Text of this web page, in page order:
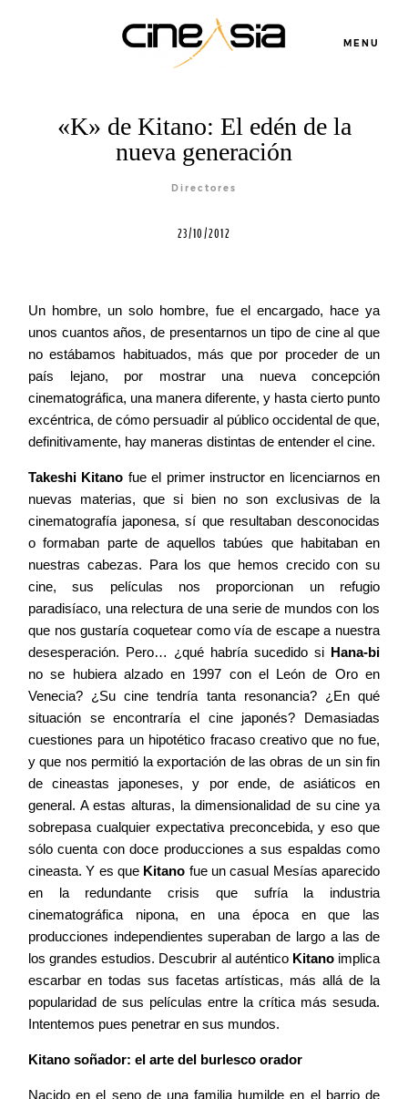
MENU
«K» de Kitano: El edén de la
nueva generación
Directores
23/10/2012
Un hombre, un solo hombre, fue el encargado, hace ya
unos cuantos años, de presentarnos un tipo de cine al que
no estábamos habituados, más que por proceder de un
país lejano, por mostrar una nueva concepción
cinematográfica, una manera diferente, y hasta cierto punto
excéntrica, de cómo persuadir al público occidental de que,
definitivamente, hay maneras distintas de entender el cine.
Takeshi Kitano fue el primer instructor en licenciarnos en
nuevas materias, que si bien no son exclusivas de la
cinematografía japonesa, sí que resultaban desconocidas
o formaban parte de aquellos tabúes que habitaban en
nuestras cabezas. Para los que hemos crecido con su
cine, sus películas nos proporcionan un refugio
paradisíaco, una relectura de una serie de mundos con los
que nos gustaría coquetear como vía de escape a nuestra
desesperación. Pero… ¿qué habría sucedido si Hana-bi
no se hubiera alzado en 1997 con el León de Oro en
Venecia? ¿Su cine tendría tanta resonancia? ¿En qué
situación se encontraría el cine japonés? Demasiadas
cuestiones para un hipotético fracaso creativo que no fue,
y que nos permitió la exportación de las obras de un sin fin
de cineastas japoneses, y por ende, de asiáticos en
general. A estas alturas, la dimensionalidad de su cine ya
sobrepasa cualquier expectativa preconcebida, y eso que
sólo cuenta con doce producciones a sus espaldas como
cineasta. Y es que Kitano fue un casual Mesías aparecido
en la redundante crisis que sufría la industria
cinematográfica nipona, en una época en que las
producciones independientes superaban de largo a las de
los grandes estudios. Descubrir al auténtico Kitanoimplica
escarbar en todas sus facetas artísticas, más allá de la
popularidad de sus películas entre la crítica más sesuda.
Intentemos pues penetrar en sus mundos.
Kitano soñador: el arte del burlesco orador
Nacido en el seno de una familia humilde en el barrio de
Servicios
Agenda
Contacto
©2026 COPYRIGHT FLOTHEMES